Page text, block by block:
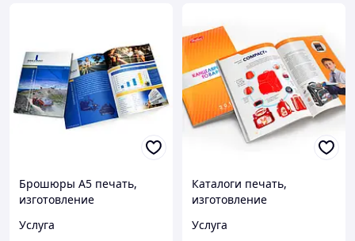
Брошюры А5 печать,
изготовление
Услуга
Каталоги печать,
изготовление
Услуга